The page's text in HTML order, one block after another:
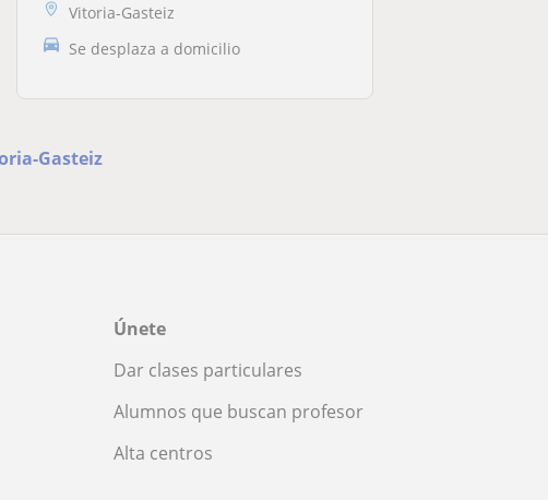
Vitoria-Gasteiz
Se desplaza a domicilio
Gasteiz
Únete
Dar clases particulares
Alumnos que buscan profesor
Alta centros